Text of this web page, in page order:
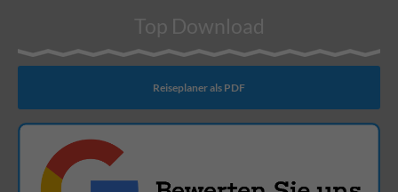
Top Download
Reiseplaner als PDF